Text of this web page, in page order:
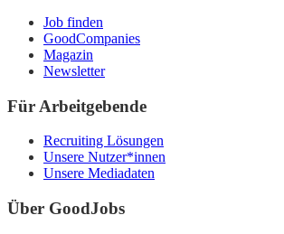
Job finden
GoodCompanies
Magazin
Newsletter
Für Arbeitgebende
Recruiting Lösungen
Unsere Nutzer*innen
Unsere Mediadaten
Über GoodJobs